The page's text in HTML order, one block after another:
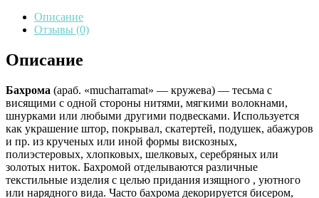
Описание
Отзывы (0)
Описание
Бахрома (араб. «mucharramat» — кружева) — тесьма с
висящими с одной стороны нитями, мягкими волокнами,
шнурками или любыми другими подвесками. Используется
как украшение штор, покрывал, скатертей, подушек, абажуров
и пр. из крученых или иной формы вискозных,
полиэстеровых, хлопковых, шелковых, серебряных или
золотых ниток. Бахромой отделываются различные
текстильные изделия с целью придания изящного , уютного
или нарядного вида. Часто бахрома декорируется бисером,